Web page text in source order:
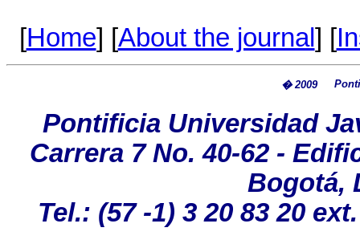
[Home] [About the journal] [
� 2009
Pontificia Universidad
Carrera 7 No. 40-62 -
Bogotá,
Tel.: (57 -1) 3 20 83 20